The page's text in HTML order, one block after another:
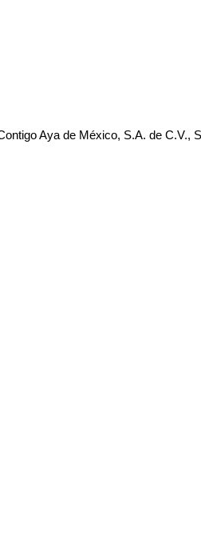
Aya de México, S.A. de C.V.,